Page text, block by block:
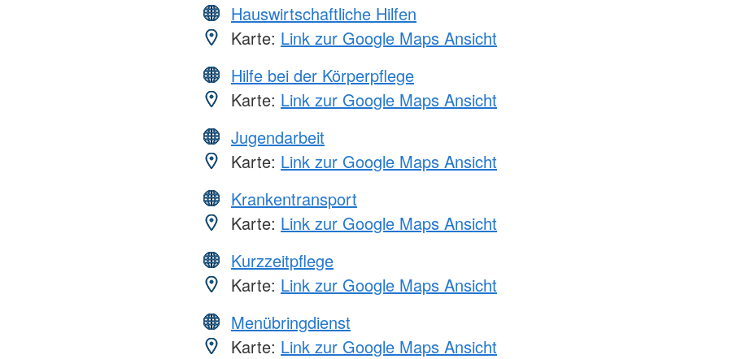
Hauswirtschaftliche Hilfen
Karte: Link zur Google Maps Ansicht
Hilfe bei der Körperpflege
Karte: Link zur Google Maps Ansicht
Jugendarbeit
Karte: Link zur Google Maps Ansicht
Krankentransport
Karte: Link zur Google Maps Ansicht
Kurzzeitpflege
Karte: Link zur Google Maps Ansicht
Menübringdienst
Karte: Link zur Google Maps Ansicht